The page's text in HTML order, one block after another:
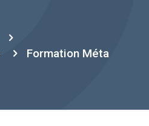
Formation Méta